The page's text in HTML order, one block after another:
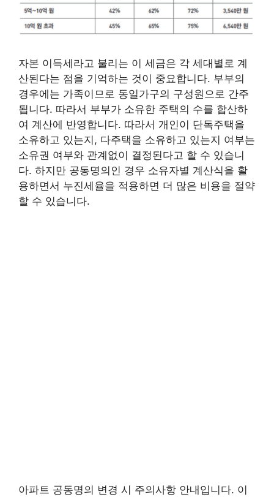
자본 이득세라고 불리는 이 세금은 각 세대별로 계
산된다는 점을 기억하는 것이 중요합니다. 부부의
경우에는 가족이므로 동일가구의 구성원으로 간주
됩니다. 따라서 부부가 소유한 주택의 수를 합산하
여 계산에 반영합니다. 따라서 개인이 단독주택을
소유하고 있는지, 다주택을 소유하고 있는지 여부는
소유권 여부와 관계없이 결정된다고 할 수 있습니
다. 하지만 공동명의인 경우 소유자별 계산식을 활
용하면서 누진세율을 적용하면 더 많은 비용을 절약
할 수 있습니다.
아파트 공동명의 변경 시 주의사항 안내입니다. 이